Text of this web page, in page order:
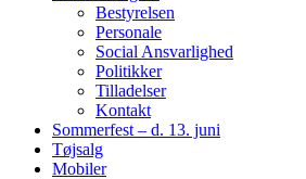
Bestyrelsen
Personale
Social Ansvarlighed
Politikker
Tilladelser
Kontakt
Sommerfest – d. 13. juni
Tøjsalg
Mobiler